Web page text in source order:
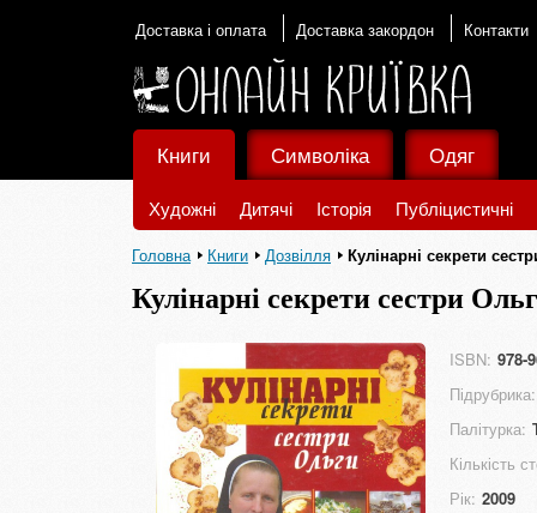
Доставка і оплата Доставка закордон Контакти
Книги
Художні Дитячі Історія Публіцистичні
Символіка Одяг
Головна Книги Дозвілля Кулінарні секрети
Кулінарні секрети сестри
ISBN: 978-
Підрубрика:
Палітурка:
Кількість
Рік: 2009